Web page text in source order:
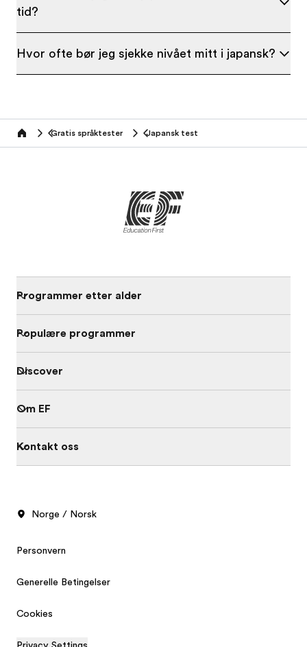
tid?
Hvor ofte bør jeg sjekke nivået mitt i japansk?
Home Gratis språktester Japansk test
Programmer etter alder
Populære programmer
Discover
Om EF
Kontakt oss
Norge / Norsk
Personvern
Generelle Betingelser
Cookies
Privacy Settings